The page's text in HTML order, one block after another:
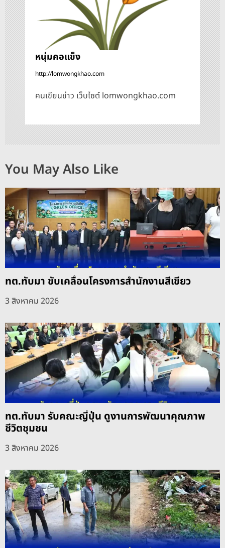
หนุ่มคอแข็ง
http://lomwongkhao.com
คนเขียนข่าว เว็บไซต์ lomwongkhao.com
You May Also Like
ทต.ทับมา ขับเคลื่อนโครงการสำนักงานสีเขียว
3 สิงหาคม 2026
ทต.ทับมา รับคณะญี่ปุ่น ดูงานการพัฒนาคุณภาพ
ชีวิตชุมชน
3 สิงหาคม 2026